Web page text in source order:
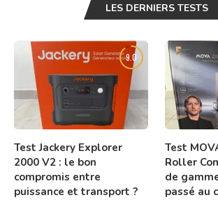
LES DERNIERS TESTS
9.0
Test Jackery Explorer
2000 V2 : le bon
compromis entre
puissance et transport ?
Test
Roller
de
passé au